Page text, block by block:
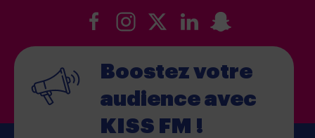
Boostez votre
audience avec
KISS FM !